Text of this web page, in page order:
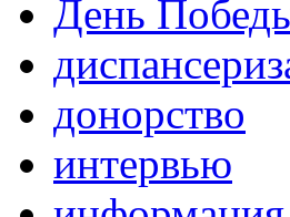
День
донорство
интервью